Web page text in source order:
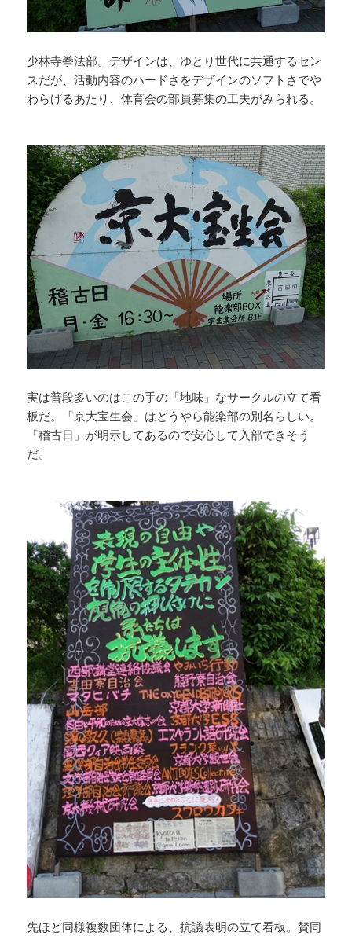
少林寺拳法部。デザインは、ゆとり世代に共通するセン
スだが、活動内容のハードさをデザインのソフトさでや
わらげるあたり、体育会の部員募集の工夫がみられる。
実は普段多いのはこの手の「地味」なサークルの立て看
板だ。「京大宝生会」はどうやら能楽部の別名らしい。
「稽古日」が明示してあるので安心して入部できそう
だ。
先ほど同様複数団体による、抗議表明の立て看板。賛同